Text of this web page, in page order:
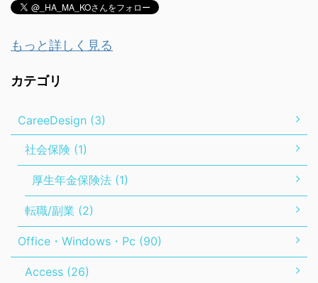
もっと詳しく見る
カテゴリ
CareeDesign (3)
社会保険 (1)
厚生年金保険法 (1)
転職/副業 (2)
Office・Windows・Pc (90)
Access (26)